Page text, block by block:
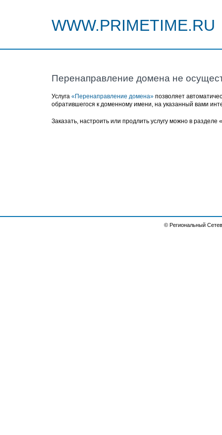
WWW.PRIMETIME.RU
Перенаправление домена не
Услуга «Перенаправление домена» позволяет
обратившегося к доменному имени, на указанный вами
Заказать, настроить или продлить услугу можно в разделе
© Региональный